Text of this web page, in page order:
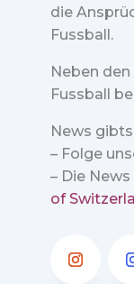
die
Fussball.
Neben
Fussball
News
– Folge
– Die
of